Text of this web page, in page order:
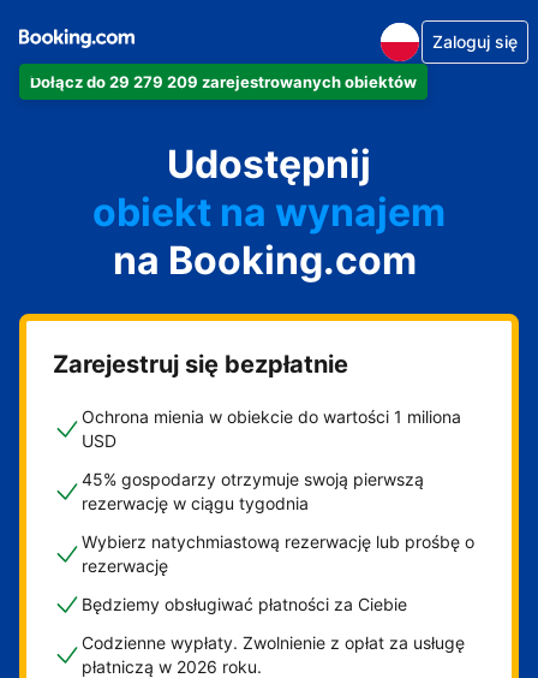
Dołącz do 29 279 209 zarejestrowanych obiektów
Zaloguj się
Udostępnij
apartament
hotel
obiekt na wynajem
wakacyjny
pensjonat
obiekt B&B
na Booking.com
Zarejestruj się bezpłatnie
Ochrona mienia w obiekcie do wartości 1 miliona
USD
45% gospodarzy otrzymuje swoją pierwszą
rezerwację w ciągu tygodnia
Wybierz natychmiastową rezerwację lub prośbę o
rezerwację
Będziemy obsługiwać płatności za Ciebie
Codzienne wypłaty. Zwolnienie z opłat za usługę
płatniczą w 2026 roku.